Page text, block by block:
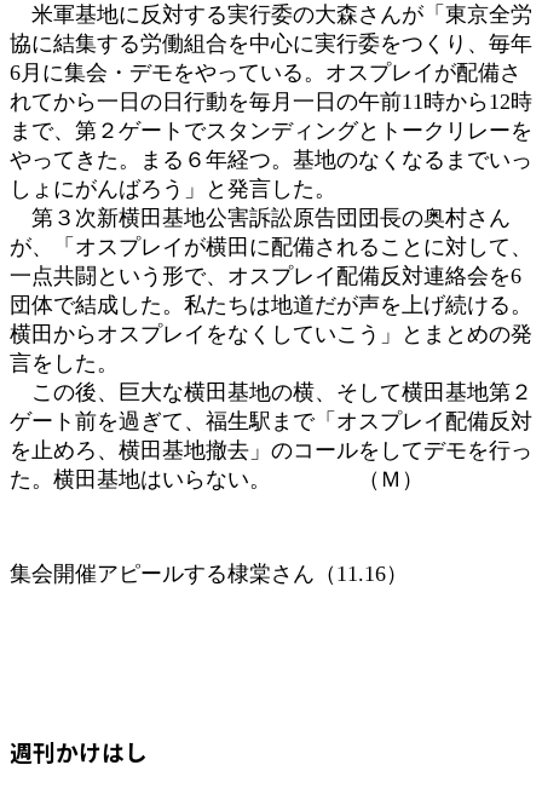
米軍基地に反対する実行委の大森さんが「東京全労
協に結集する労働組合を中心に実行委をつくり、毎年
6月に集会・デモをやっている。オスプレイが配備さ
れてから一日の日行動を毎月一日の午前11時から12時
まで、第２ゲートでスタンディングとトークリレーを
やってきた。まる６年経つ。基地のなくなるまでいっ
しょにがんばろう」と発言した。
第３次新横田基地公害訴訟原告団団長の奥村さん
が、「オスプレイが横田に配備されることに対して、
一点共闘という形で、オスプレイ配備反対連絡会を6
団体で結成した。私たちは地道だが声を上げ続ける。
横田からオスプレイをなくしていこう」とまとめの発
言をした。
この後、巨大な横田基地の横、そして横田基地第２
ゲート前を過ぎて、福生駅まで「オスプレイ配備反対
を止めろ、横田基地撤去」のコールをしてデモを行っ
た。横田基地はいらない。 （Ｍ）
集会開催アピールする棣棠さん（11.16）
週刊かけはし